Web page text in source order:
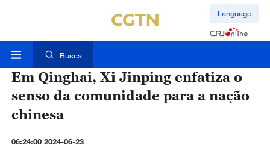
Language
Busca
Em Qinghai, Xi Jinping enfatiza o
senso da comunidade para a nação
chinesa
06:24:00 2024-06-23